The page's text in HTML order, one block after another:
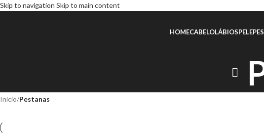
Skip to navigation Skip to main content
HOMECABELOLÁBIOSPELE
Início/Pestanas